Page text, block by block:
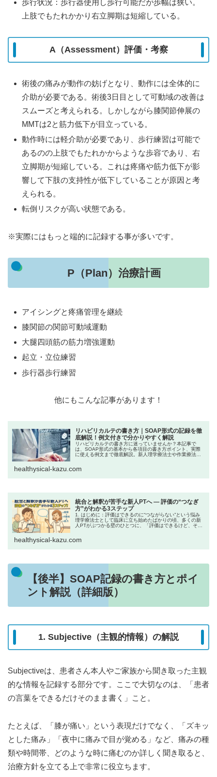
歩行状況：歩行器使用し歩行可能だが歩幅は狭い。
上肢でもたれかかり右立脚期は短縮している。
A（Assessment）評価・考察
術後の痛みが動作の妨げとなり、動作には全体的に
介助が必要である。術後3日目として可動域の改善は
スムーズと考えられる。しかしながら膝関節伸展の
MMTは2と筋力低下が目立っている。
動作時には軽介助が必要であり、歩行練習は可能で
あるのの上肢でもたれかからような歩容であり、右
立脚期が短縮している。これは疼痛や筋力低下が影
響して下肢の支持性が低下していることが原因と考
えられる。
転倒リスクが高い状態である。
※実際にはもっと端的に記録する事が多いです。
P（Plan）治療計画
アイシングと疼痛管理を継続
膝関節の関節可動域運動
大腿四頭筋の筋力増強運動
起立・立位練習
歩行器歩行練習
他にもこんな記事があります！
リハビリカルテの書き方｜SOAP形式の記録を徹
底解説！例文付きで分かりやすく解説
リハビリカルテの書き方に迷っていませんか？本記事で
は、SOAP形式の基本から各項目の書き方ポイント、実際
に使える例文まで徹底解説。新人理学療法士や作業療法
healthysical-kazu.com
統合と解釈が苦手な新人PTへ ― 評価の“つなぎ
方”がわかる3ステップ
1. はじめに：評価はできるのに“つながらない”という悩み
理学療法士として臨床に立ち始めたばかりの頃、多くの新
人PTがぶつかる壁のひとつに、「評価はできるけど、それ
healthysical-kazu.com
【後半】SOAP記録の書き方とポイ
ント解説（詳細版）
1. Subjective（主観的情報）の解説
Subjectiveは、患者さん本人やご家族から聞き取った主観
的な情報を記録する部分です。ここで大切なのは、「患者
の言葉をできるだけそのまま書く」こと。
たとえば、「膝が痛い」という表現だけでなく、「ズキッ
とした痛み」「夜中に痛みで目が覚める」など、痛みの種
類や時間帯、どのような時に痛むのか詳しく聞き取ると、
治療方針を立てる上で非常に役立ちます。